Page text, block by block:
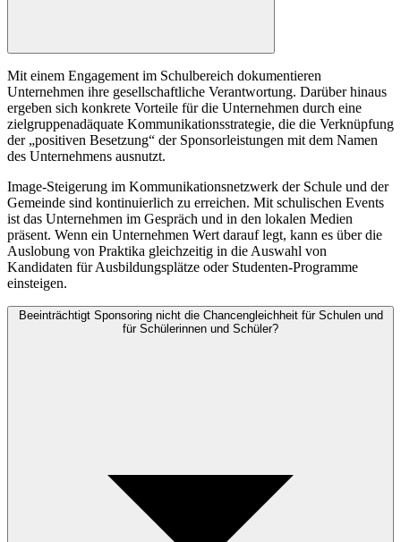
Mit einem Engagement im Schulbereich dokumentieren
Unternehmen ihre gesellschaftliche Verantwortung. Darüber hinaus
ergeben sich konkrete Vorteile für die Unternehmen durch eine
zielgruppenadäquate Kommunikationsstrategie, die die Verknüpfung
der „positiven Besetzung“ der Sponsorleistungen mit dem Namen
des Unternehmens ausnutzt.
Image-Steigerung im Kommunikationsnetzwerk der Schule und der
Gemeinde sind kontinuierlich zu erreichen. Mit schulischen Events
ist das Unternehmen im Gespräch und in den lokalen Medien
präsent. Wenn ein Unternehmen Wert darauf legt, kann es über die
Auslobung von Praktika gleichzeitig in die Auswahl von
Kandidaten für Ausbildungsplätze oder Studenten-Programme
einsteigen.
Beeinträchtigt Sponsoring nicht die Chancengleichheit für Schulen und
für Schülerinnen und Schüler?